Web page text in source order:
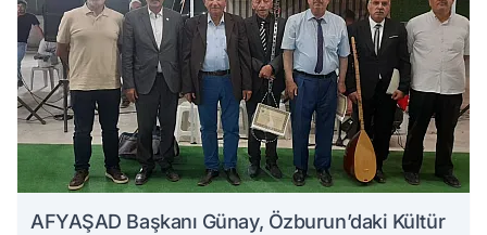
AFYAŞAD Başkanı Günay, Özburun’daki Kültür